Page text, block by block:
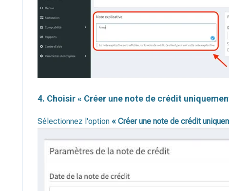
4. Choisir « Créer une note de crédit
Sélectionnez l'option « Créer une note de crédit